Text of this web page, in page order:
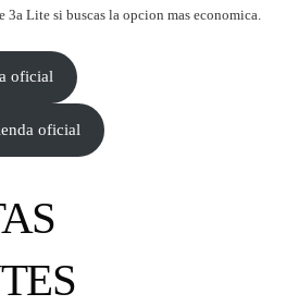
3a Litesi buscas la opcion mas economica.
oficial
oficial